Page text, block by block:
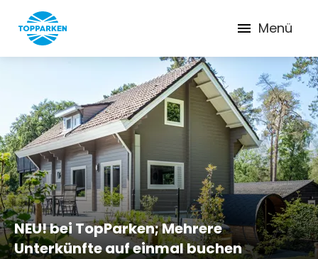
Menü
NEU! bei TopParken; Mehrere
Unterkünfte auf einmal buchen